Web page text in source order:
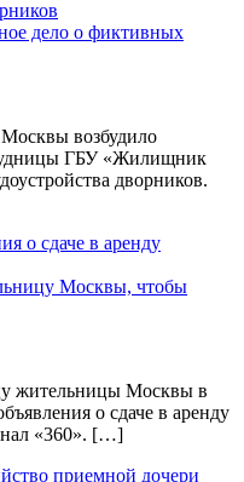
дело о фиктивных
Москвы возбудило
ГБУ «Жилищник
дворников.
Москвы, чтобы
жительницы Москвы в
о сдаче в аренду
«360». […]